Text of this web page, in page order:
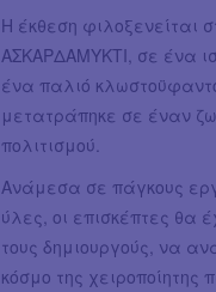
Η έκθεση φιλοξενείται
ΑΣΚΑΡΔΑΜΥΚΤΙ, σε ένα
ένα παλιό
μετατράπηκε σε έναν
πολιτισμού.
Ανάμεσα σε πάγκους
ύλες, οι επισκέπτες θα
τους δημιουργούς, να
κόσμο της